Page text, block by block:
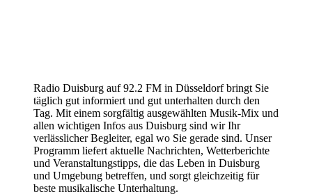
Radio Duisburg auf 92.2 FM in Düsseldorf bringt Sie
täglich gut informiert und gut unterhalten durch den
Tag. Mit einem sorgfältig ausgewählten Musik-Mix und
allen wichtigen Infos aus Duisburg sind wir Ihr
verlässlicher Begleiter, egal wo Sie gerade sind. Unser
Programm liefert aktuelle Nachrichten, Wetterberichte
und Veranstaltungstipps, die das Leben in Duisburg
und Umgebung betreffen, und sorgt gleichzeitig für
beste musikalische Unterhaltung.